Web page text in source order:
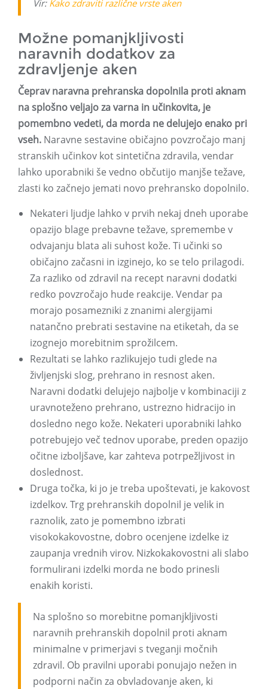
Vir: Kako zdraviti različne vrste aken
Možne pomanjkljivosti
naravnih dodatkov za
zdravljenje aken
Čeprav naravna prehranska dopolnila proti aknam
na splošno veljajo za varna in učinkovita, je
pomembno vedeti, da morda ne delujejo enako pri
vseh. Naravne sestavine običajno povzročajo manj
stranskih učinkov kot sintetična zdravila, vendar
lahko uporabniki še vedno občutijo manjše težave,
zlasti ko začnejo jemati novo prehransko dopolnilo.
Nekateri ljudje lahko v prvih nekaj dneh uporabe
opazijo blage prebavne težave, spremembe v
odvajanju blata ali suhost kože. Ti učinki so
običajno začasni in izginejo, ko se telo prilagodi.
Za razliko od zdravil na recept naravni dodatki
redko povzročajo hude reakcije. Vendar pa
morajo posamezniki z znanimi alergijami
natančno prebrati sestavine na etiketah, da se
izognejo morebitnim sprožilcem.
Rezultati se lahko razlikujejo tudi glede na
življenjski slog, prehrano in resnost aken.
Naravni dodatki delujejo najbolje v kombinaciji z
uravnoteženo prehrano, ustrezno hidracijo in
dosledno nego kože. Nekateri uporabniki lahko
potrebujejo več tednov uporabe, preden opazijo
očitne izboljšave, kar zahteva potrpežljivost in
doslednost.
Druga točka, ki jo je treba upoštevati, je kakovost
izdelkov. Trg prehranskih dopolnil je velik in
raznolik, zato je pomembno izbrati
visokokakovostne, dobro ocenjene izdelke iz
zaupanja vrednih virov. Nizkokakovostni ali slabo
formulirani izdelki morda ne bodo prinesli
enakih koristi.
Na splošno so morebitne pomanjkljivosti
naravnih prehranskih dopolnil proti aknam
minimalne v primerjavi s tveganji močnih
zdravil. Ob pravilni uporabi ponujajo nežen in
podporni način za obvladovanje aken, ki